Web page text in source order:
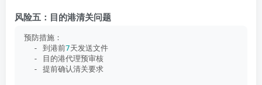
风险五：目的港清关问题
预防措施：
  - 到港前
7天发送文件
  - 目的港代理预审核
  - 提前确认清关要求